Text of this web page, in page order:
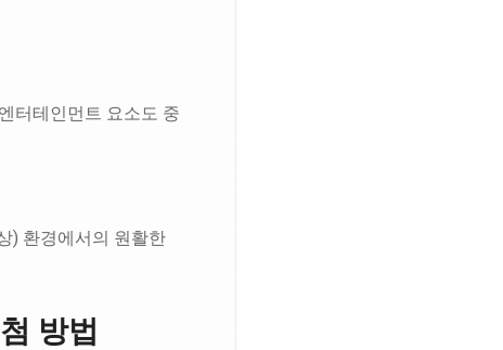
터테인먼트 요소도 중
) 환경에서의 원활한
방법